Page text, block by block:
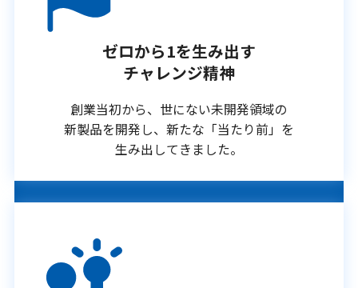
ゼロから1を生み出す
チャレンジ精神
創業当初から、世にない未開発領域の
新製品を開発し、新たな「当たり前」を
生み出してきました。